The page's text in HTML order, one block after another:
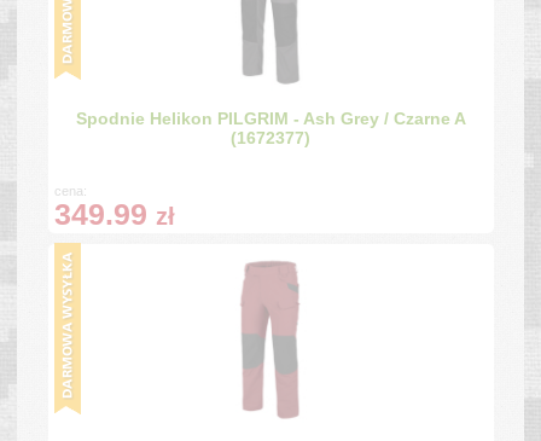
Spodnie Helikon PILGRIM - Ash Grey / Czarne A
(1672377)
cena:
349.99 zł